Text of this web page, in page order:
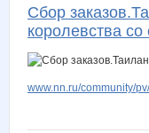
Сбор
королевства
www.nn.ru/community/